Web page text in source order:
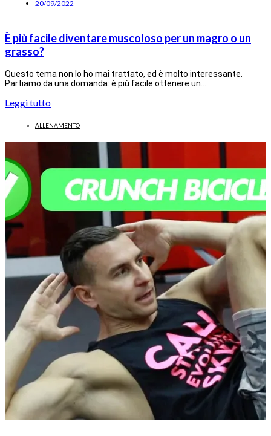
20/09/2022
È più facile diventare muscoloso per un magro o un
grasso?
Questo tema non lo ho mai trattato, ed è molto interessante.
Partiamo da una domanda: è più facile ottenere un…
Leggi tutto
ALLENAMENTO